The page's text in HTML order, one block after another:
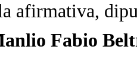
afirmativa,
Fabio